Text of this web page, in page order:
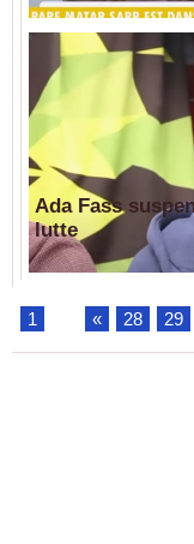
Ada Fass
lutte
1 « 28 29